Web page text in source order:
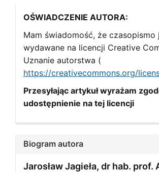
OŚWIADCZENIE AUTORA:
Mam świadomość, że czasopismo
wydawane na licencji Creative
Uznanie autorstwa (
https://creativecommons.org/
Przesyłając artykuł wyrażam
udostępnienie na tej licencji
Biogram autora
Jarosław Jagieła, dr hab. prof.